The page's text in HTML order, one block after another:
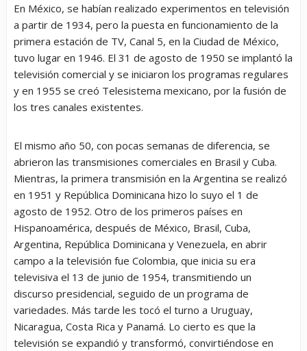
En México, se habían realizado experimentos en televisión
a partir de 1934, pero la puesta en funcionamiento de la
primera estación de TV, Canal 5, en la Ciudad de México,
tuvo lugar en 1946. El 31 de agosto de 1950 se implantó la
televisión comercial y se iniciaron los programas regulares
y en 1955 se creó Telesistema mexicano, por la fusión de
los tres canales existentes.
El mismo año 50, con pocas semanas de diferencia, se
abrieron las transmisiones comerciales en Brasil y Cuba.
Mientras, la primera transmisión en la Argentina se realizó
en 1951 y República Dominicana hizo lo suyo el 1 de
agosto de 1952. Otro de los primeros países en
Hispanoamérica, después de México, Brasil, Cuba,
Argentina, República Dominicana y Venezuela, en abrir
campo a la televisión fue Colombia, que inicia su era
televisiva el 13 de junio de 1954, transmitiendo un
discurso presidencial, seguido de un programa de
variedades. Más tarde les tocó el turno a Uruguay,
Nicaragua, Costa Rica y Panamá. Lo cierto es que la
televisión se expandió y transformó, convirtiéndose en